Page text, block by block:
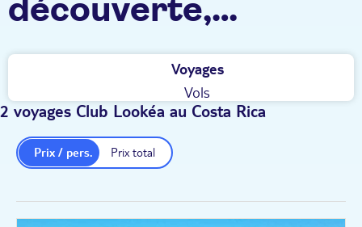
découverte,
détente, tout inclus,
100% francophone,
club enfants
Voyages
Vols
2 voyages Club Lookéa au Costa Rica
Prix total
Prix / pers.